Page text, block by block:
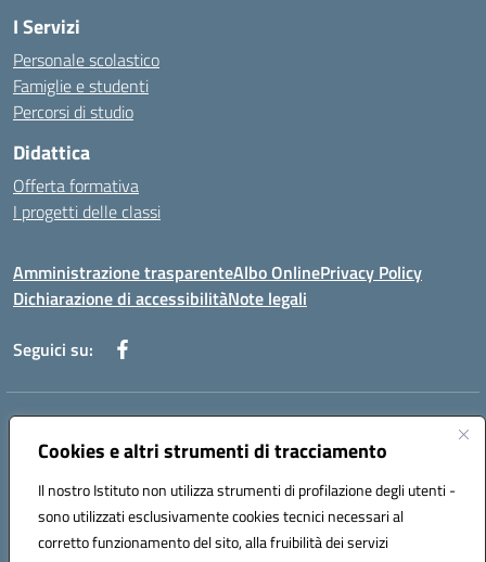
Cookies e altri strumenti di tracciamento
Il nostro Istituto non utilizza strumenti di profilazione degli utenti -
sono utilizzati esclusivamente cookies tecnici necessari al
corretto funzionamento del sito, alla fruibilità dei servizi
I Servizi
Personale scolastico
Famiglie e studenti
Percorsi di studio
Didattica
Offerta formativa
I progetti delle classi
Amministrazione trasparenteAlbo OnlinePrivacy Policy
Dichiarazione di accessibilitàNote legali
Seguici su:
Indirizzo:
Centralino:+39 0965 78 12 60 Email:rcic841003@istruzione.it
Codice fiscale: 92034530805
Codice meccanografico:
rcic841003
Codice Indice delle Pubbliche Amministrazioni (IPA): istsc_rcic841003